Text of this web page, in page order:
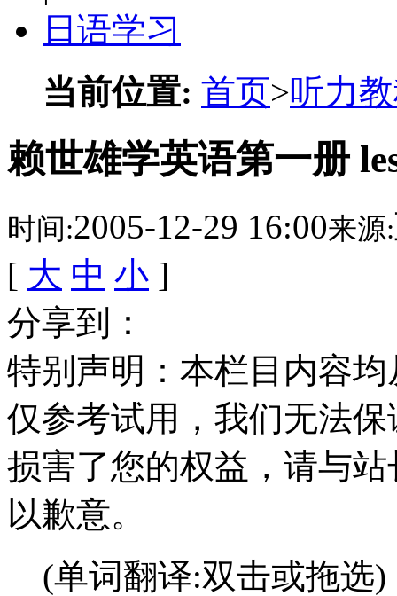
日语学习
当前位置: 首页>听力
赖世雄学英语第一册
时间:2005-12-29 16:00来源:
[ 大 中 小 ]
分享到：
特别声明：本栏目内容
仅参考试用，我们无法
损害了您的权益，请与
以歉意。
(单词翻译:双击或拖选)